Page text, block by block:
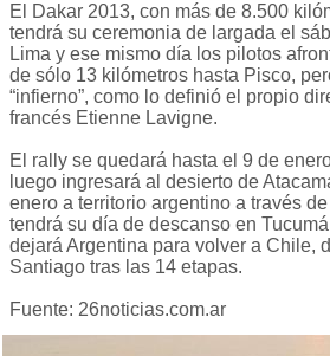
El Dakar 2013, con más de 8.500
tendrá su ceremonia de largada el
Lima y ese mismo día los pilotos
de sólo 13 kilómetros hasta Pisco,
“infierno”, como lo definió el propio
francés Etienne Lavigne.
El rally se quedará hasta el 9 de
luego ingresará al desierto de
enero a territorio argentino a través
tendrá su día de descanso en
dejará Argentina para volver a Chile,
Santiago tras las 14 etapas.
Fuente: 26noticias.com.ar